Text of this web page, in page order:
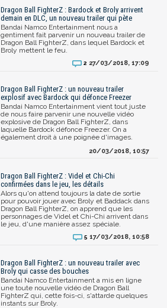
Dragon Ball FighterZ : Bardock et Broly arrivent
demain en DLC, un nouveau trailer qui pète
Bandai Namco Entertainment nous a
gentiment fait parvenir un nouveau trailer de
Dragon Ball FighterZ, dans lequel Bardock et
Broly mettent le feu.
2 27/03/2018, 17:09
Dragon Ball FighterZ : un nouveau trailer
explosif avec Bardock qui défonce Freezer
Bandai Namco Entertainment vient tout juste
de nous faire parvenir une nouvelle vidéo
explosive de Dragon Ball FighterZ, dans
laquelle Bardock défonce Freezer. On a
également droit à une poignée d'images.
20/03/2018, 10:57
Dragon Ball FighterZ : Videl et Chi-Chi
confirmées dans le jeu, les détails
Alors qu'on attend toujours la date de sortie
pour pouvoir jouer avec Broly et Baddack dans
Dragon Ball FighterZ, on apprend que les
personnages de Videl et Chi-Chi arrivent dans
le jeu, d'une manière assez spéciale.
5 17/03/2018, 10:58
Dragon Ball FighterZ : un nouveau trailer avec
Broly qui casse des bouches
Bandai Namco Entertainment a mis en ligne
une toute nouvelle vidéo de Dragon Ball
FighterZ qui, cette fois-ci, s'attarde quelques
instants sur Broly.